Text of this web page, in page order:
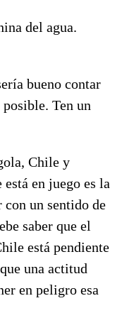
del agua.
bueno contar
Ten un
Chile y
en juego es la
un sentido de
saber que el
está pendiente
una actitud
en peligro esa